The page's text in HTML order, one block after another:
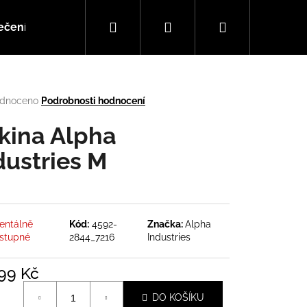
Hudba
Hledat PřihlášeníNákupní
Podrobnosti hodnocení
Alpha
M
Kód: 4592-
2844_7216
Značka:Alpha
Industries
Kč
DO KOŠÍKU
Následující